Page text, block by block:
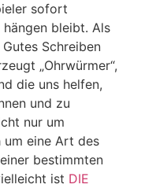
sofort
bleibt. Als
Schreiben
„Ohrwürmer“,
die uns helfen,
und zu
nur um
um eine Art des
bestimmten
ist DIE